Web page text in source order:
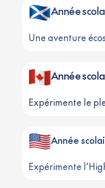
Année
Une aventure
Année
Expérimente le
Année
Expérimente